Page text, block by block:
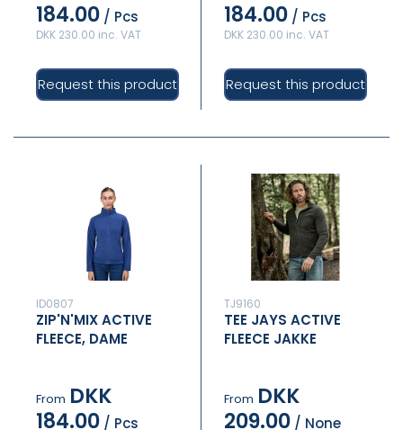
184.00 / Pcs
DKK 230.00 inc. VAT
Request this product
184.00 / Pcs
DKK 230.00 inc. VAT
Request this product
ID0807
ZIP'N'MIX ACTIVE
FLEECE, DAME
From DKK
184.00 / Pcs
TJ9160
TEE JAYS ACTIVE
FLEECE JAKKE
From DKK
209.00 / None